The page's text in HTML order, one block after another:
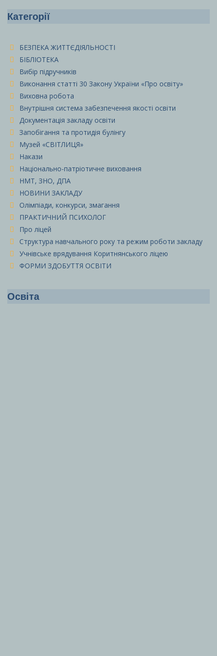
Категорії
БЕЗПЕКА ЖИТТЄДІЯЛЬНОСТІ
БІБЛІОТЕКА
Вибір підручників
Виконання статті 30 Закону України «Про освіту»
Виховна робота
Внутрішня система забезпечення якості освіти
Документація закладу освіти
Запобігання та протидія булінгу
Музей «СВІТЛИЦЯ»
Накази
Національно-патріотичне виховання
НМТ, ЗНО, ДПА
НОВИНИ ЗАКЛАДУ
Олімпіади, конкурси, змагання
ПРАКТИЧНИЙ ПСИХОЛОГ
Про ліцей
Структура навчального року та режим роботи закладу
Учнівське врядування Коритнянського ліцею
ФОРМИ ЗДОБУТТЯ ОСВІТИ
Освіта